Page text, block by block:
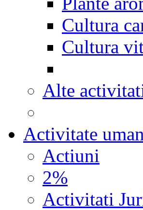
Cultura
Cultura
Alte
Activitate
Actiuni
2%
Activitati